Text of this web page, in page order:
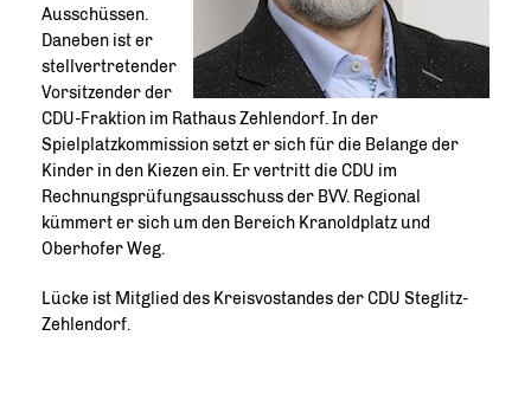
Ausschüssen.
Daneben ist er
stellvertretender
Vorsitzender der
CDU-Fraktion im Rathaus Zehlendorf. In der
Spielplatzkommission setzt er sich für die Belange der
Kinder in den Kiezen ein. Er vertritt die CDU im
Rechnungsprüfungsausschuss der BVV. Regional
kümmert er sich um den Bereich Kranoldplatz und
Oberhofer Weg.
Lücke ist Mitglied des Kreisvostandes der CDU Steglitz-
Zehlendorf.